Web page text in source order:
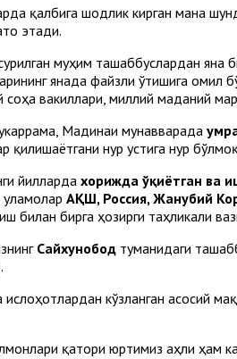
қалбига шодлик кирган мана
этади.
муҳим ташаббуслардан яна
янада файзли ўтишига
вакиллари, миллий маданий
Мадинаи мунавварада
қилишаётгани нур устига нур
йилларда хорижда ўқиётган ва
АҚШ, Россия, Жанубий
билан бирга ҳозирги таҳликали
Сайхунобод туманидаги
кўзланган асосий
қатори юртимиз аҳли ҳам